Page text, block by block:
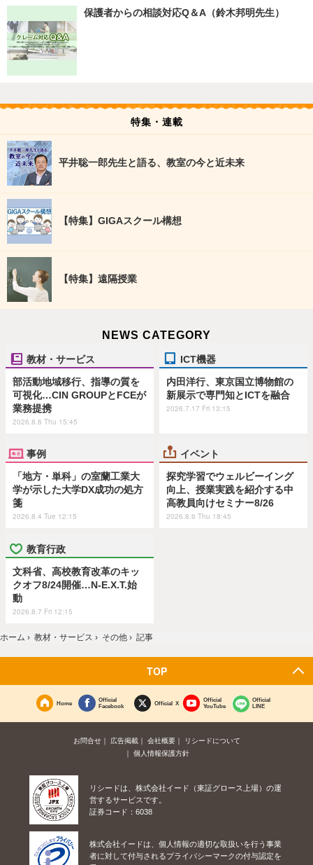
保護者からの相談対応Q＆A（鈴木邦明先生）
特集・連載
平井聡一郎先生と語る、教室の今と近未来
【特集】GIGAスクール構想
【特集】遠隔授業
NEWS CATEGORY
教材・サービス
部活動地域移行、指導の質を
可視化…CIN GROUPとFCEが
業務提携
2026.8.6 Thu 15:45
ICT機器
内田洋行、東京国立博物館の
新展示で専門知とICTを融合
2026.7.17 Fri 13:15
事例
「地方・単科」の室蘭工業大
学が示した大学DX成功の処方
箋
2026.8.4 Tue 12:15
イベント
探究学習でウェルビーイング
向上、授業実践を紹介する中
高教員向けセミナー8/26
2026.8.6 Thu 18:45
教育行政
文科省、高校教育改革のキッ
クオフ8/24開催…N-E.X.T.始
動
2026.8.7 Fri 12:15
ホーム › 教材・サービス › その他 › 記事
TOP
Home
Official
Facebook
Official X
Official
YouTube
Official
LINE
お問合せ 広告掲載 会社概要
リシードについて
個人情報保護方針
リシードは、株式会社イード（東証グロース上場）の運
営するサービスです。
証券コード：6038
株式会社イードは、個人情報の適切な取扱いを行う事業
者に対して付与されるプライバシーマークの付与認定を